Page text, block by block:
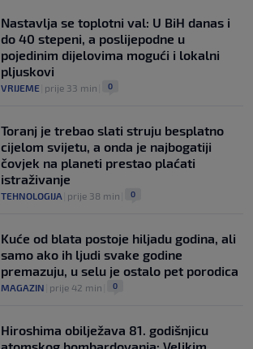
Nastavlja se toplotni val: U BiH danas i
do 40 stepeni, a poslijepodne u
pojedinim dijelovima mogući i lokalni
pljuskovi
VRIJEME prije 33 min 0
Toranj je trebao slati struju besplatno
cijelom svijetu, a onda je najbogatiji
čovjek na planeti prestao plaćati
istraživanje
TEHNOLOGIJA prije 38 min 0
Kuće od blata postoje hiljadu godina, ali
samo ako ih ljudi svake godine
premazuju, u selu je ostalo pet porodica
MAGAZIN prije 42 min 0
Hiroshima obilježava 81. godišnjicu